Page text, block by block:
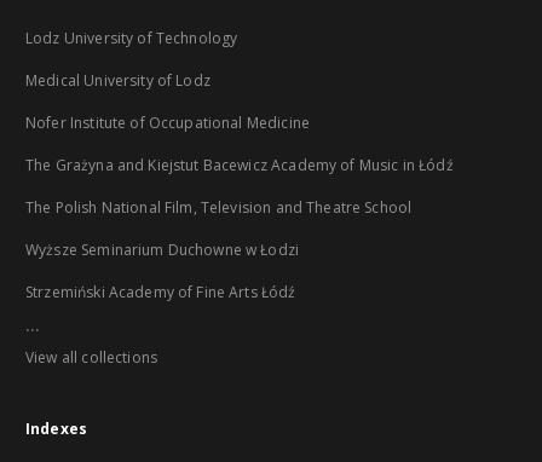
Lodz University of Technology
Medical University of Lodz
Nofer Institute of Occupational Medicine
The Grażyna and Kiejstut Bacewicz Academy of Music in Łódź
The Polish National Film, Television and Theatre School
Wyższe Seminarium Duchowne w Łodzi
Strzemiński Academy of Fine Arts Łódź
...
View all collections
Indexes